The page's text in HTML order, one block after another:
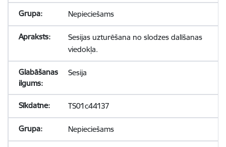
Nepieciešams
Sesijas uzturēšana no slodzes dalīšanas
viedokļa.
Sesija
TS01c44137
Nepieciešams